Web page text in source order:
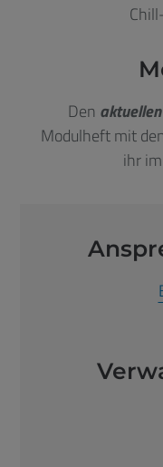
Den aktuellen
Modulheft mit
ihr im